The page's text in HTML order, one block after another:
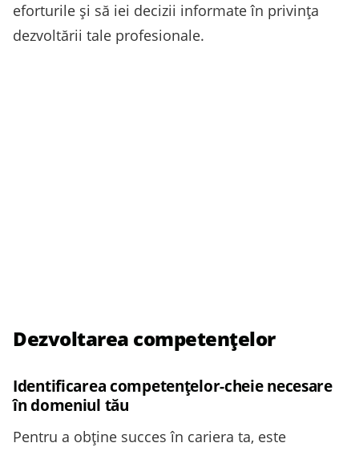
eforturile și să iei decizii informate în privința
dezvoltării tale profesionale.
Dezvoltarea competențelor
Identificarea competențelor-cheie necesare
în domeniul tău
Pentru a obține succes în cariera ta, este